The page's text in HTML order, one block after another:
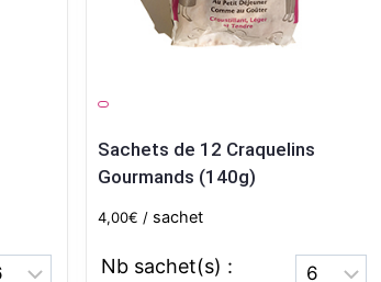
Sachets de 12 Craquelins
Gourmands (140g)
4,00€ sachet